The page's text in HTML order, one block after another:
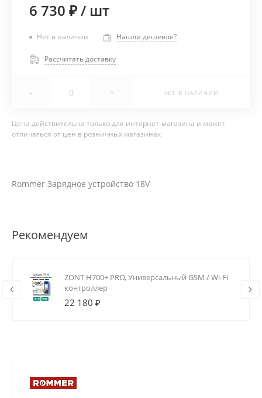
6 730 ₽/ шт
Нет в наличии Нашли дешевле?
Рассчитать доставку
- + НЕТ В НАЛИЧИИ
Цена действительна только для интернет-магазина и может
отличаться от цен в розничных магазинах
Rommer Зарядное устройство 18V
Рекомендуем
ZONT H700+ PRO, Универсальный GSM / Wi-Fi
контроллер
22 180 ₽